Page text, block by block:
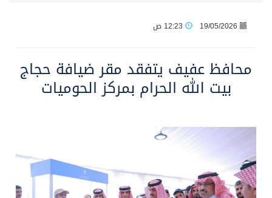
سمو ولي العهد يتلقى اتصالًا هاتفيًا من رئيس الوزراء الباكستاني
محافظ عفيف يؤدي صلاة عيد الأضحى
البيان المشترك لقمة مكة المكرمة للدفاع المشترك بين المملكة وتركيا وباكستان
19/05/2026
محافظ عفيف يتفقد مقر ضيافة حجاج
بيت الله الحرام بمركز الحوميات